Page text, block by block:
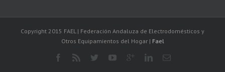
Copyright 2015 FAEL | Federación Andaluza de Electrodomésticos y
Otros Equipamientos del Hogar | Fael